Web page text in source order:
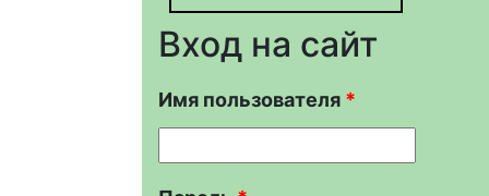
Вход на сайт
Имя пользователя *